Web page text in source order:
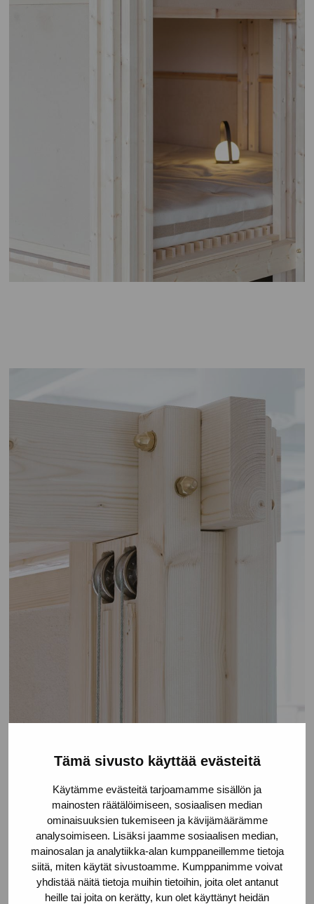
Tämä sivusto käyttää evästeitä
Käytämme evästeitä tarjoamamme sisällön ja
mainosten räätälöimiseen, sosiaalisen median
ominaisuuksien tukemiseen ja kävijämäärämme
analysoimiseen. Lisäksi jaamme sosiaalisen median,
mainosalan ja analytiikka-alan kumppaneillemme tietoja
siitä, miten käytät sivustoamme. Kumppanimme voivat
yhdistää näitä tietoja muihin tietoihin, joita olet antanut
heille tai joita on kerätty, kun olet käyttänyt heidän